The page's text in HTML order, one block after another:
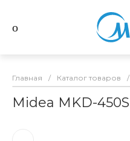
Главная / Каталог товаров /
Midea MKD-450S